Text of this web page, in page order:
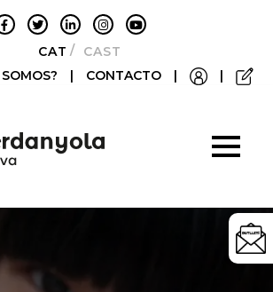
CATALÀCASTELLANO
| CONTACTO | |